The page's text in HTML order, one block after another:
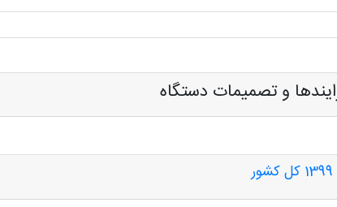
و تصمیمات دستگاه